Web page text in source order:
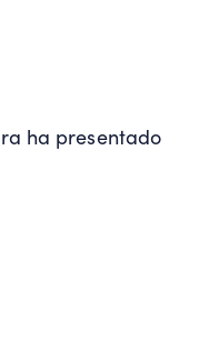
ha presentado